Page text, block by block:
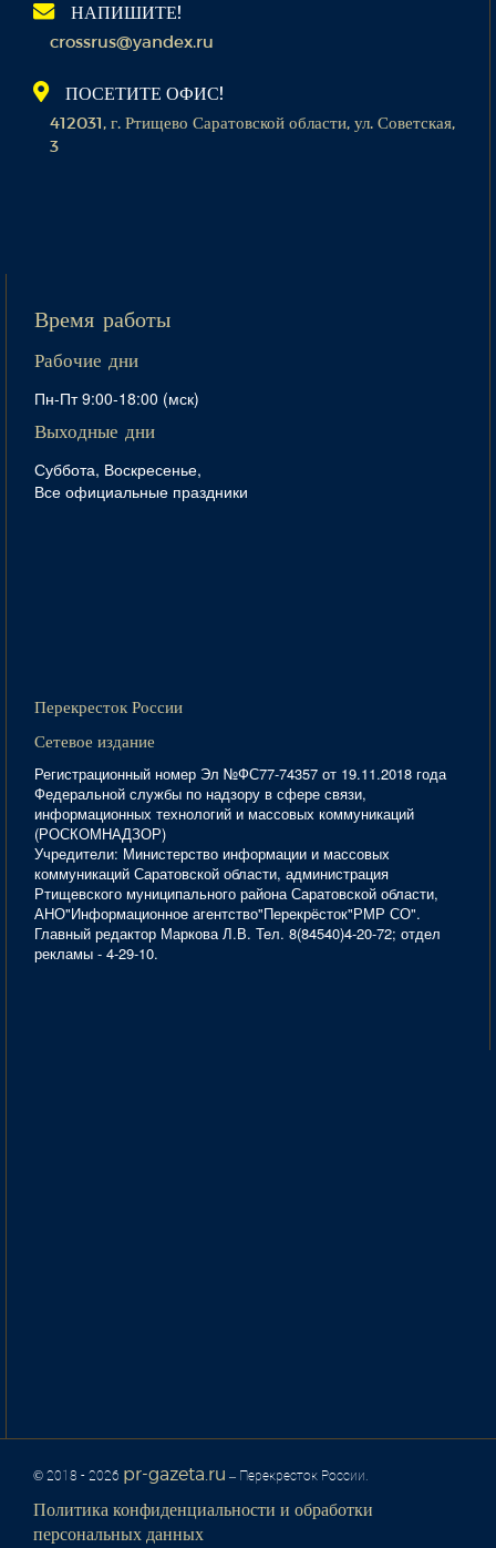
НАПИШИТЕ!
crossrus@yandex.ru
ПОСЕТИТЕ ОФИС!
412031, г. Ртищево Саратовской области, ул. Советская,
3
Время работы
Рабочие дни
Пн-Пт 9:00-18:00 (мск)
Выходные дни
Суббота, Воскресенье,
Все официальные праздники
Перекресток России
Сетевое издание
Регистрационный номер Эл №ФС77-74357 от 19.11.2018 года
Федеральной службы по надзору в сфере связи,
информационных технологий и массовых коммуникаций
(РОСКОМНАДЗОР)
Учредители: Министерство информации и массовых
коммуникаций Саратовской области, администрация
Ртищевского муниципального района Саратовской области,
АНО"Информационное агентство"Перекрёсток"РМР СО".
Главный редактор Маркова Л.В. Тел. 8(84540)4-20-72; отдел
рекламы - 4-29-10.
© 2018 - 2026 pr-gazeta.ru – Перекресток России.
Политика конфиденциальности и обработки
персональных данных